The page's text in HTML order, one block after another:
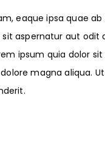
eaque ipsa quae ab
aspernatur aut odit
ipsum quia dolor
magna aliqua.